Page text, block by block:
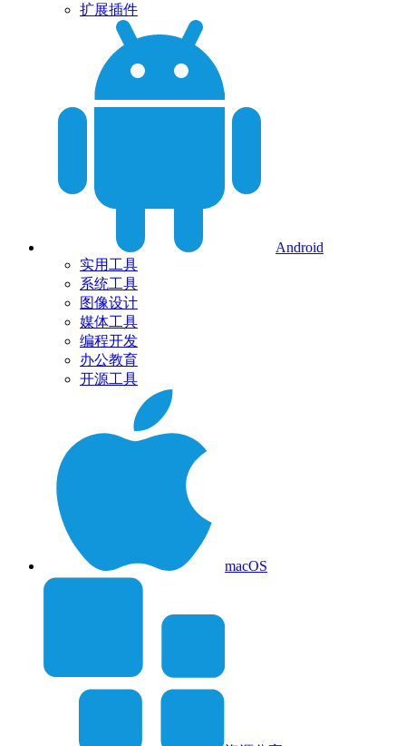
扩展插件
Android
实用工具
系统工具
图像设计
媒体工具
编程开发
办公教育
开源工具
macOS